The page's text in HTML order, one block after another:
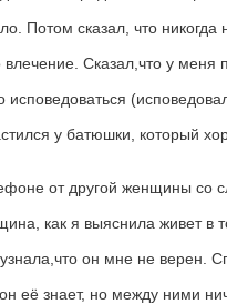
Потом сказал, что никогда
Сказал,что у меня
у батюшки, который
от другой женщины со
как я выяснила живет в
он мне не верен.
её знает, но между ними